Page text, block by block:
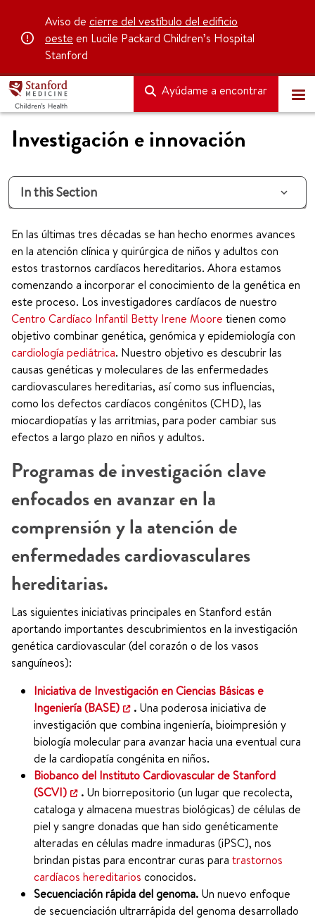
Aviso de cierre del vestíbulo del edificio
oeste en Lucile Packard Children’s Hospital
Stanford
Ayúdame a encontrar
Investigación e innovación
In this Section
En las últimas tres décadas se han hecho enormes avances
en la atención clínica y quirúrgica de niños y adultos con
estos trastornos cardíacos hereditarios. Ahora estamos
comenzando a incorporar el conocimiento de la genética en
este proceso. Los investigadores cardíacos de nuestro
Centro Cardíaco Infantil Betty Irene Moore tienen como
objetivo combinar genética, genómica y epidemiología con
cardiología pediátrica. Nuestro objetivo es descubrir las
causas genéticas y moleculares de las enfermedades
cardiovasculares hereditarias, así como sus influencias,
como los defectos cardíacos congénitos (CHD), las
miocardiopatías y las arritmias, para poder cambiar sus
efectos a largo plazo en niños y adultos.
Programas de investigación clave
enfocados en avanzar en la
comprensión y la atención de
enfermedades cardiovasculares
hereditarias.
Las siguientes iniciativas principales en Stanford están
aportando importantes descubrimientos en la investigación
genética cardiovascular (del corazón o de los vasos
sanguíneos):
Iniciativa de Investigación en Ciencias Básicas e
Ingeniería (BASE)
. Una poderosa iniciativa de
investigación que combina ingeniería, bioimpresión y
biología molecular para avanzar hacia una eventual cura
de la cardiopatía congénita en niños.
Biobanco del Instituto Cardiovascular de Stanford
(SCVI)
. Un biorrepositorio (un lugar que recolecta,
cataloga y almacena muestras biológicas) de células de
piel y sangre donadas que han sido genéticamente
alteradas en células madre inmaduras (iPSC), nos
brindan pistas para encontrar curas para trastornos
cardíacos hereditarios conocidos.
Secuenciación rápida del genoma. Un nuevo enfoque
de secuenciación ultrarrápida del genoma desarrollado